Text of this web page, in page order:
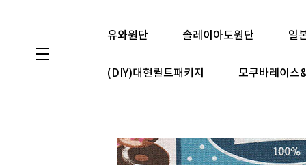
유와원단 솔레이아도원단 일
(DIY)대현퀼트패키지 모쿠바레이스